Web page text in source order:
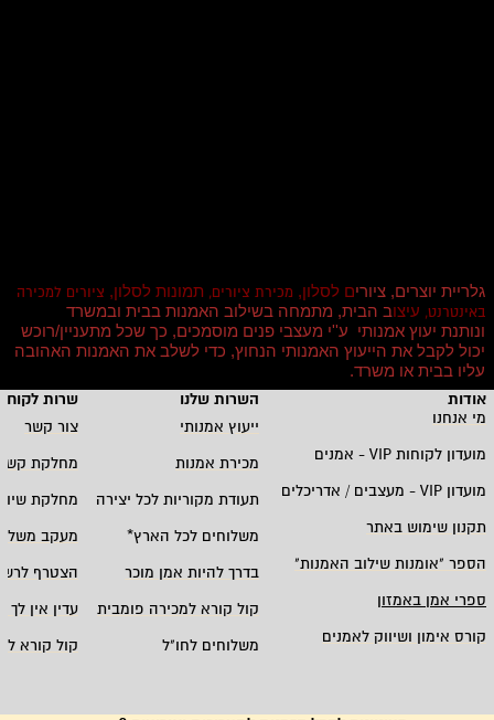
גלריית יוצרים, ציורים לסלון, מכירת ציורים, תמונות לסלון, ציורים למכירה
באינטרנט, עיצוב הבית, מתמחה בשילוב האמנות בבית ובמשרד
ונותנת יעוץ אמנותי ע''י מעצבי פנים מוסמכים, כך שכל מתעניין/רוכש
יכול לקבל את הייעוץ האמנותי הנחוץ, כדי לשלב את האמנות האהובה
עליו בבית או משרד.
אודות השרות שלנו
שרות
מי אנחנו
ייעוץ אמנותי
צור קשר
מועדון לקוחותVIP - אמנים מכירת אמנות
מחלקת
מועדון
מעצבים / אדריכלים תעודת מקוריות לכל יצירה
מחלקת
תקנון שימוש באתר
משלוחים לכל הארץ*
מעקב
הספר "אומנות שילוב האמנות" בדרך להיות אמן מוכר
הצטרף
ספרי אמן באמזון
קול קורא למכירה פומבית
עדין אין לך
קורס אימון ושיווק לאמנים
משלוחים לחו"ל קול קורא